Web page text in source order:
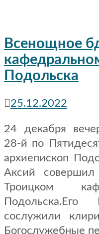
Всенощное
Подольска
25.12.2022
24 декабря
28-й по
архиепископ
Аксий
Троицком
Подольска.Его
сослужили
Богослужебные